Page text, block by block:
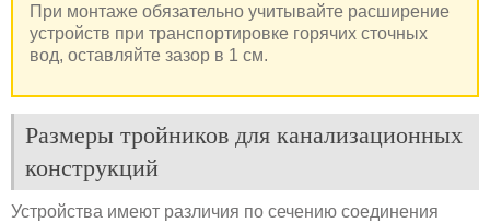
При монтаже обязательно учитывайте расширение
устройств при транспортировке горячих сточных
вод, оставляйте зазор в 1 см.
Размеры тройников для канализационных
конструкций
Устройства имеют различия по сечению соединения